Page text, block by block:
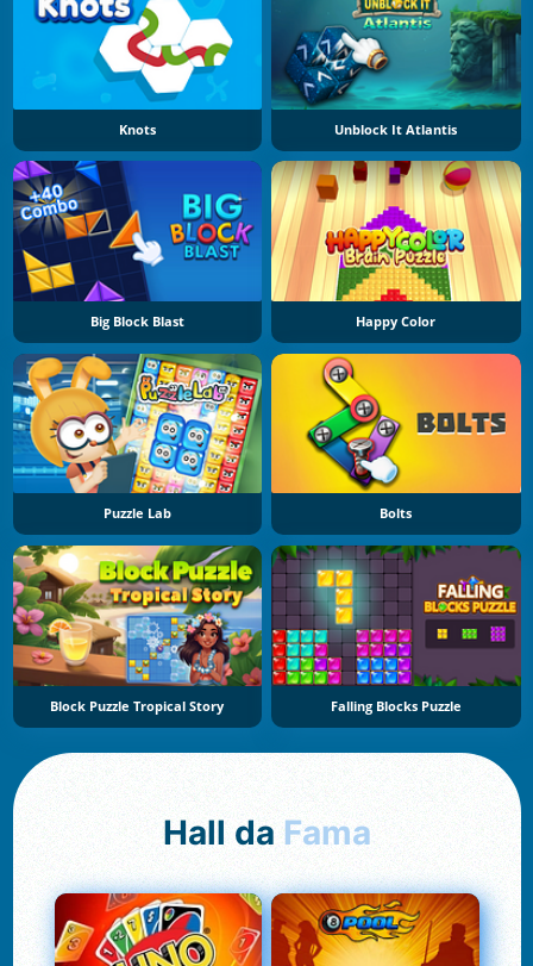
Knots Unblock It Atlantis
Big Block Blast Happy Color
Puzzle Lab Bolts
Block Puzzle Tropical Story Falling Blocks Puzzle
Hall da Fama